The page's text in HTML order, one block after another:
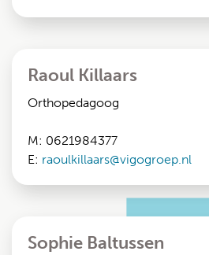
Raoul Killaars
Orthopedagoog
M: 0621984377
E: raoulkillaars@vigogroep.nl
Sophie Baltussen